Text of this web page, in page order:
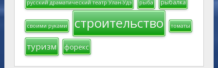
русский драматический театр Улан-Удэ рыба рыбалка
своими руками строительство томаты
туризм форекс